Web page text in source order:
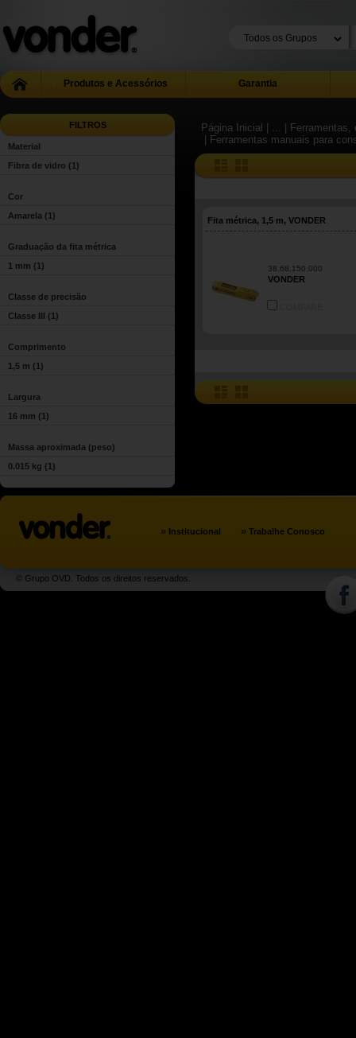
Produtos e Acessórios Garantia
FILTROS
Material
Fibra de vidro (1)
Cor
Amarela (1)
Graduação da fita métrica
1 mm (1)
Classe de precisão
Classe III (1)
Comprimento
1,5 m (1)
Largura
16 mm (1)
Massa aproximada (peso)
0.015 kg (1)
Página Inicial | ...
|
| Ferramentas manuais para
Fita métrica, 1,5 m, VONDER
38.68.150.000
VONDER
» Institucional » Trabalhe Conosco
© Grupo OVD. Todos os direitos reservados.